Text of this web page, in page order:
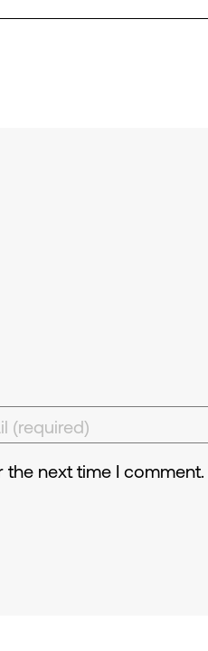
the next time I comment.